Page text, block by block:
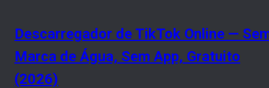
Descarregador de TikTok Online —
Marca de Água, Sem App, Gratuito
(2026)